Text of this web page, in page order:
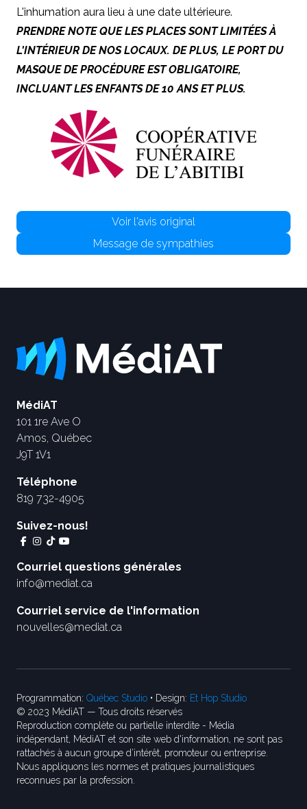
L'inhumation aura lieu à une date ultérieure.
PRENDRE NOTE QUE LES PLACES SONT LIMITÉES À
L'INTÉRIEUR DE NOS LOCAUX. DE PLUS, LE PORT DU
MASQUE DE PROCÉDURE EST OBLIGATOIRE,
INCLUANT LES ENFANTS DE 10 ANS ET PLUS.
Voir l'avis original
Message de sympathies
MédiAT
101 1re Ave O
Amos, Québec
J9T 1V1
Téléphone
819 732-4905
Suivez-nous!
Courriel questions générales
info@mediat.ca
Courriel service de l'information
nouvelles@mediat.ca
Programmation: Québec Studio • Design: Et Hop Studio
© 2023 MédiAT — Tous droits réservés
Reproduction complète ou partielle interdite - Média
indépendant, MédiAT et son site web d'information, ne sont pas
rattachés à aucun groupe d’intérêt, promoteur ou entreprise.
Nous appliquons les normes et pratiques journalistiques
reconnues par la profession.